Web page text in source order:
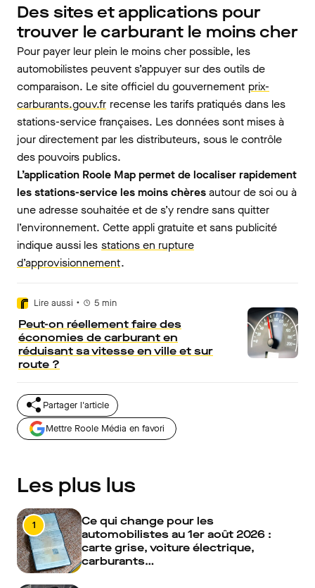
Des sites et applications pour
trouver le carburant le moins cher
Pour payer leur plein le moins cher possible, les
automobilistes peuvent s’appuyer sur des outils de
comparaison. Le site officiel du gouvernement prix-
carburants.gouv.fr recense les tarifs pratiqués dans les
stations-service françaises. Les données sont mises à
jour directement par les distributeurs, sous le contrôle
des pouvoirs publics.
L’application Roole Map permet de localiser rapidement
les stations-service les moins chèresautour de soi ou à
une adresse souhaitée et de s’y rendre sans quitter
l’environnement. Cette appli gratuite et sans publicité
indique aussi les stations en rupture
d’approvisionnement.
Lire aussi • 5 min
Peut-on réellement faire des
économies de carburant en
réduisant sa vitesse en ville et sur
route ?
Partager l'article
Mettre Roole Média en favori
Les plus lus
1
Ce qui change pour les
automobilistes au 1er août 2026 :
carte grise, voiture électrique,
carburants…